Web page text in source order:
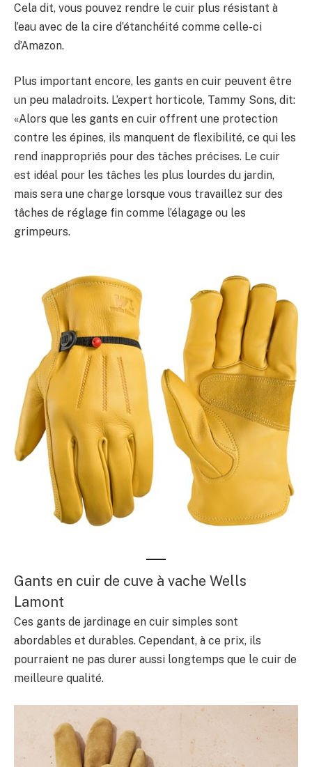
Cela dit, vous pouvez rendre le cuir plus résistant à
l’eau avec de la cire d’étanchéité comme celle-ci
d’Amazon.
Plus important encore, les gants en cuir peuvent être
un peu maladroits. L’expert horticole, Tammy Sons, dit:
«Alors que les gants en cuir offrent une protection
contre les épines, ils manquent de flexibilité, ce qui les
rend inappropriés pour des tâches précises. Le cuir
est idéal pour les tâches les plus lourdes du jardin,
mais sera une charge lorsque vous travaillez sur des
tâches de réglage fin comme l’élagage ou les
grimpeurs.
Gants en cuir de cuve à vache Wells
Lamont
Ces gants de jardinage en cuir simples sont
abordables et durables. Cependant, à ce prix, ils
pourraient ne pas durer aussi longtemps que le cuir de
meilleure qualité.